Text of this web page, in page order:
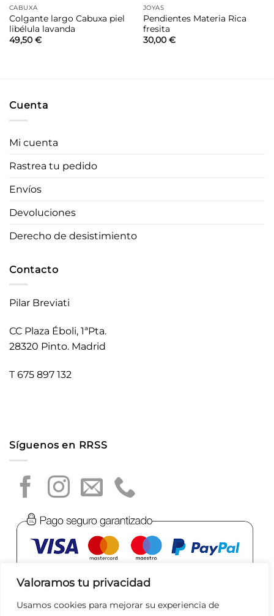
Valoramos tu privacidad
Usamos cookies para mejorar su experiencia de
CABUXA
Colgante largo Cabuxa piel
libélula lavanda
49,50 €
JOYAS
Pendientes Materia Rica
fresita
30,00 €
Cuenta
Mi cuenta
Rastrea tu pedido
Envíos
Devoluciones
Derecho de desistimiento
Contacto
Pilar Breviati
CC Plaza Éboli, 1ªPta.
28320 Pinto. Madrid
T 675 897 132
Síguenos en RRSS